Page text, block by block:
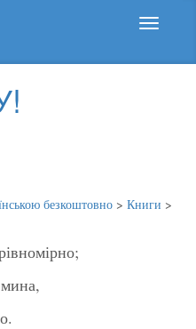
безкоштовно > Книги >